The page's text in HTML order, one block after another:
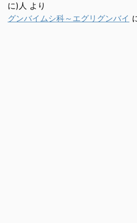
に)人 より
グンバイムシ科～エグリグンバイ